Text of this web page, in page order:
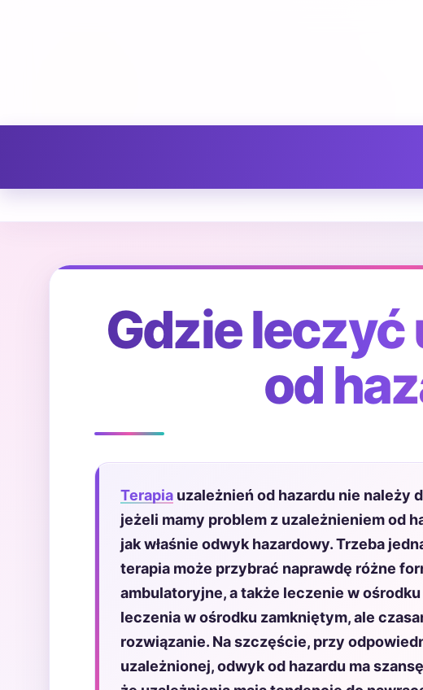
Gdzie
od
Terapia uzależnień od hazardu nie należy
jeżeli mamy problem z uzależnieniem od
jak właśnie odwyk hazardowy. Trzeba
terapia może przybrać naprawdę różne
ambulatoryjne, a także leczenie w
leczenia w ośrodku zamkniętym, ale
rozwiązanie. Na szczęście, przy
uzależnionej, odwyk od hazardu ma